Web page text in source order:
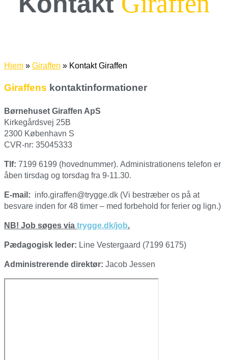
Hjem » Giraffen » Kontakt Giraffen
Giraffens kontaktinformationer
Børnehuset Giraffen ApS
Kirkegårdsvej 25B
2300 København S
CVR-nr: 35045333
Tlf: 7199 6199 (hovednummer). Administrationens telefon er
åben tirsdag og torsdag fra 9-11.30.
E-mail: info.giraffen@trygge.dk (Vi bestræber os på at
besvare inden for 48 timer – med forbehold for ferier og lign.)
N B! Job søges via trygge.dk/job.
Pædagogisk leder: Line Vestergaard (7199 6175)
Administrerende direktør: Jacob Jessen